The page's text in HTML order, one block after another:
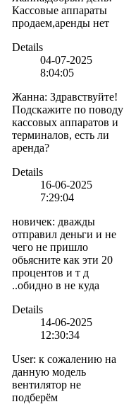
Кассовые аппараты
продаем,аренды нет
Details
04-07-2025
8:04:05
Жанна: Здравствуйте!
Подскажите по поводу
кассовых аппаратов и
терминалов, есть ли
аренда?
Details
16-06-2025
7:29:04
новичек: дважды
отправил деньги и не
чего не пришло
обьясните как эти 20
процентов и т д
..обидно в не куда
Details
14-06-2025
12:30:34
User: к сожалению на
данную модель
вентилятор не
подберём